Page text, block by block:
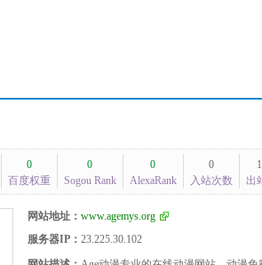
0
百度权重
0
Sogou Rank
0
AlexaRank
0
入站次数
出
网站地址： www.agemys.org
服务器IP： 23.225.30.102